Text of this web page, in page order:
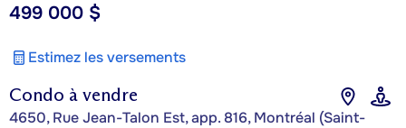
Condo à vendre
4650, Rue Jean-Talon Est, app. 816, Montréal (Saint-
499 000 $
Estimez les versements